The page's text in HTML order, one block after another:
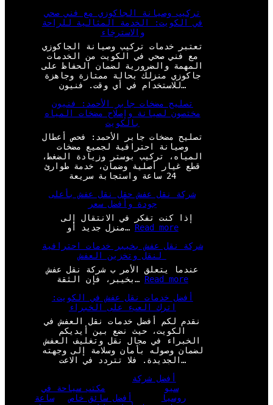
تركيب وصيانة الجاكوزي مع فني صحي
في الكويت: الخدمة المثالية للراحة
والاسترخاء
تعتبر خدمات تركيب وصيانة الجاكوزي
مع فني صحي في الكويت من الخدمات
المهمة والضرورية لضمان الحفاظ على
جاكوزي منزلك بحالة ممتازة وجاهزة
للاستخدام في أي وقت. فنيون…
تصليح مضخات جابر الأحمد: فنيون
مختصون لصيانة وإصلاح مضخات المياه
بالكويت
تصليح مضخات جابر الأحمد: فحص أعطال
وصيانة احترافية لجميع مضخات
المياه، تركيب بوستر وزيادة الضغط،
قطع غيار أصلية وضمان، خدمة طوارئ
24 ساعة واستجابة سريعة
شركة نقل عفش حقل نقل عفش بأعلى
جودة وأفضل سعر
إذا كنت تفكر في الانتقال إلى
منزل جديد أو… Read more:
ن
ق
ل
ع
ش
ح
ق
ل
ن
ع
ف
شركة نقل عفش بخيبر خدمات احترافية
عندما يتعلق الأمر ب شركة نقل عفش
بخيبر، فإن الثقة… Read more:
ة
ن
ق
ل
ع
أفضل خدمات نقل عفش في الكويت:
اترك العبء على الخبراء
نقدم لكم أفضل خدمات نقل العفش في
الكويت، حيث نضع بين أيديكم
الخبراء في مجال نقل وتغليف العفش
لضمان وصوله بأمان وسلامة إلى وجهته
الجديدة. فلا تتردد في الاعت…
أفضل شركة
سيو
مكتب سياحة في
روسيا
أفضل سائق خاص
ساعة